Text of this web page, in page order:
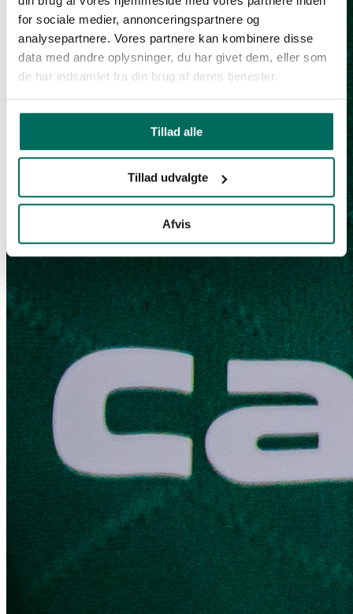
for sociale medier, annonceringspartnere og
analysepartnere. Vores partnere kan kombinere disse
data med andre oplysninger, du har givet dem, eller som
de har indsamlet fra din brug af deres tjenester.
Tillad alle
Tillad udvalgte
Afvis